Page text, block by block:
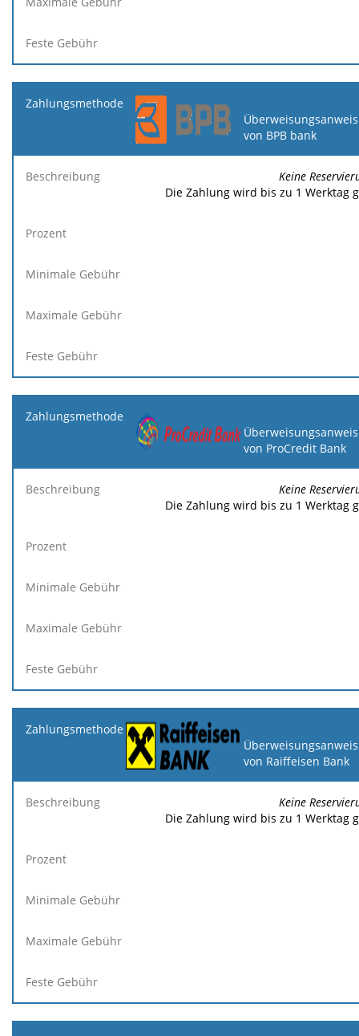
von BPB bank
Keine
Die Zahlung wird bis zu 1 Werktag
von ProCredit Bank
Keine
Die Zahlung wird bis zu 1 Werktag
von Raiffeisen Bank
Keine
Die Zahlung wird bis zu 1 Werktag